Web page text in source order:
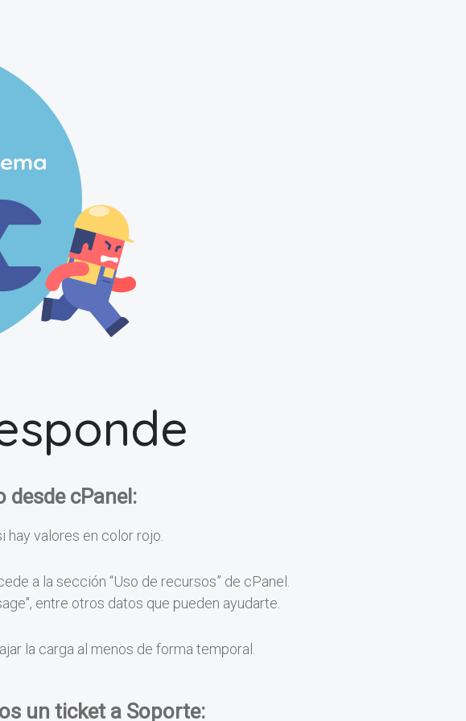
desde cPanel:
hay valores en color rojo.
a la sección “Uso de recursos” de cPanel.
entre otros datos que pueden ayudarte.
la carga al menos de forma temporal.
un ticket a Soporte: